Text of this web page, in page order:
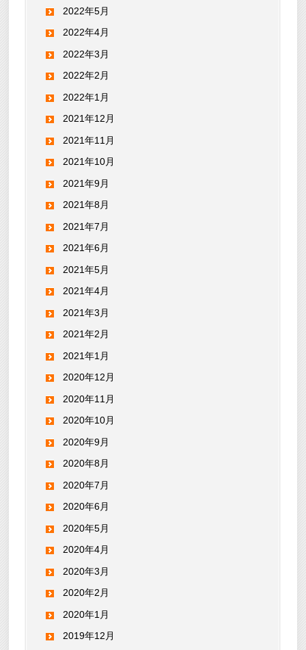
2022年5月
2022年4月
2022年3月
2022年2月
2022年1月
2021年12月
2021年11月
2021年10月
2021年9月
2021年8月
2021年7月
2021年6月
2021年5月
2021年4月
2021年3月
2021年2月
2021年1月
2020年12月
2020年11月
2020年10月
2020年9月
2020年8月
2020年7月
2020年6月
2020年5月
2020年4月
2020年3月
2020年2月
2020年1月
2019年12月